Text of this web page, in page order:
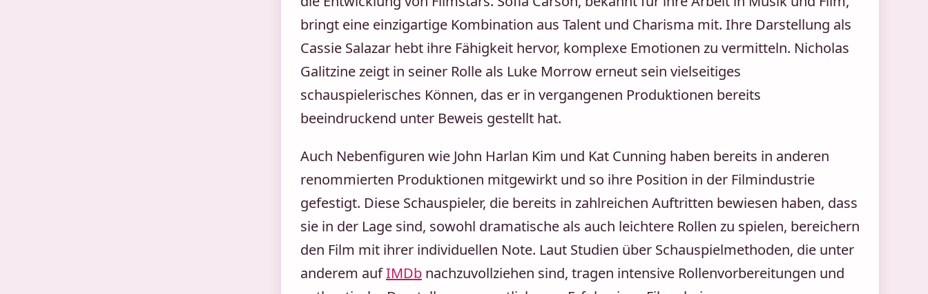
bringt eine einzigartige Kombination aus Talent und Charisma mit. Ihre Darstellung als
Cassie Salazar hebt ihre Fähigkeit hervor, komplexe Emotionen zu vermitteln. Nicholas
Galitzine zeigt in seiner Rolle als Luke Morrow erneut sein vielseitiges
schauspielerisches Können, das er in vergangenen Produktionen bereits
beeindruckend unter Beweis gestellt hat.
Auch Nebenfiguren wie John Harlan Kim und Kat Cunning haben bereits in anderen
renommierten Produktionen mitgewirkt und so ihre Position in der Filmindustrie
gefestigt. Diese Schauspieler, die bereits in zahlreichen Auftritten bewiesen haben, dass
sie in der Lage sind, sowohl dramatische als auch leichtere Rollen zu spielen, bereichern
den Film mit ihrer individuellen Note. Laut Studien über Schauspielmethoden, die unter
anderem aufIMDb nachzuvollziehen sind, tragen intensive Rollenvorbereitungen und